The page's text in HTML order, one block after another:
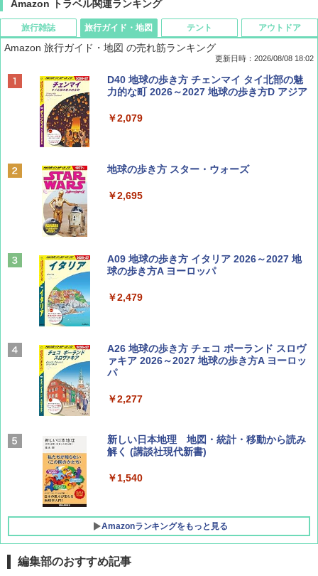
Amazon トラベル関連ランキング
旅行雑誌
BE-PAL(ビ-パル) 2026年 9 月号【特別付録:
SOTO ミニマル"旅"財布 ランダム2種】
￥1,500
ディズニーファン ２０２６年 ９月号 [雑
山と溪谷 2026年8月号「南アルプス大全」
Coyote No.89 特集 星野道夫 夢見る旅
￥1,540
AIRLINE（エアライン）2026年9月号【特
集】ボーイング110周年を祝して！
￥1,760
旅行ガイド・地図
Amazon 旅行ガイド・地図 の売れ筋ランキング
更新日時：2026/08/08 18:02
D40 地球の歩き方 チェンマイ タイ北部の魅
力的な町 2026～2027 地球の歩き方D アジア
￥2,079
地球の歩き方 スター・ウォーズ
￥2,695
A09 地球の歩き方 イタリア 2026～2027 地
球の歩き方A ヨーロッパ
￥2,479
A26 地球の歩き方 チェコ ポーランド スロヴ
ァキア 2026～2027 地球の歩き方A ヨーロッ
パ
￥2,277
新しい日本地理 地図・統計・移動から読み
解く (講談社現代新書)
￥1,540
Amazonランキングをもっと見る
テント アウトドア
編集部のおすすめ記事